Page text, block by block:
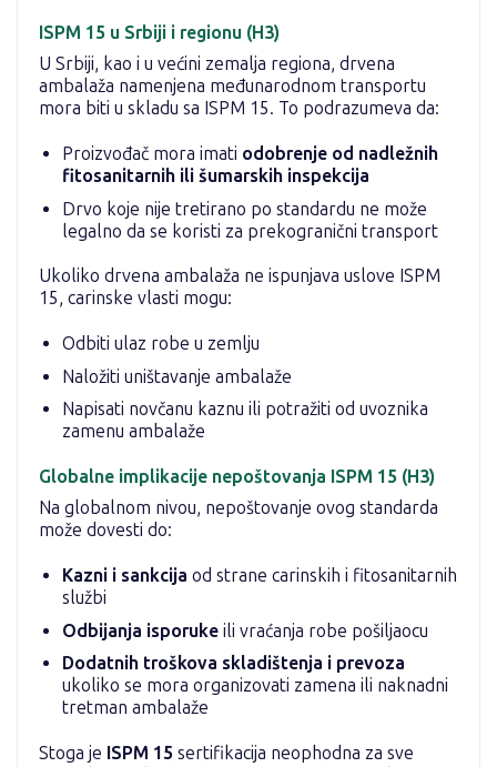
ISPM 15 u Srbiji i regionu (H3)
U Srbiji, kao i u većini zemalja regiona, drvena
ambalaža namenjena međunarodnom transportu
mora biti u skladu sa ISPM 15. To podrazumeva da:
Proizvođač mora imati odobrenje od nadležnih
fitosanitarnih ili šumarskih inspekcija
Drvo koje nije tretirano po standardu ne može
legalno da se koristi za prekogranični transport
Ukoliko drvena ambalaža ne ispunjava uslove ISPM
15, carinske vlasti mogu:
Odbiti ulaz robe u zemlju
Naložiti uništavanje ambalaže
Napisati novčanu kaznu ili potražiti od uvoznika
zamenu ambalaže
Globalne implikacije nepoštovanja ISPM 15 (H3)
Na globalnom nivou, nepoštovanje ovog standarda
može dovesti do:
Kazni i sankcija od strane carinskih i fitosanitarnih
službi
Odbijanja isporukeili vraćanja robe pošiljaocu
Dodatnih troškova skladištenja i prevoza
ukoliko se mora organizovati zamena ili naknadni
tretman ambalaže
Stoga je ISPM 15 sertifikacija neophodna za sve